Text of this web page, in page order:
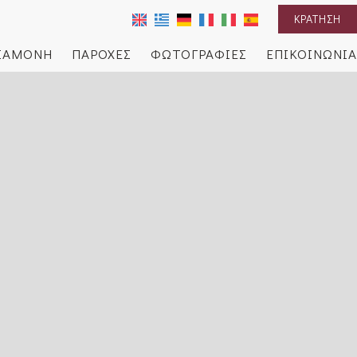
ΚΡΆΤΗΣΗ
ΠΑΡΟΧΈΣ ΦΩΤΟΓΡΑΦΊΕΣ ΕΠΙΚΟΙΝΩΝΊΑ